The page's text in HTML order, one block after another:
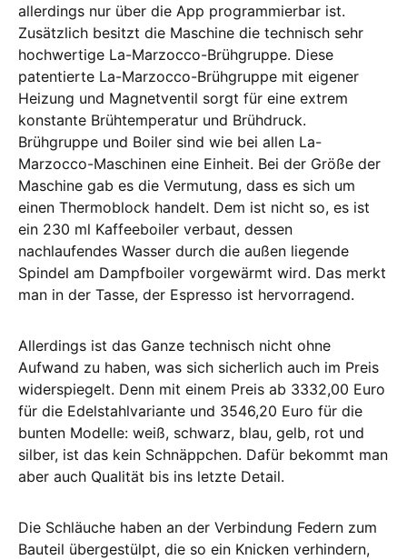
allerdings nur über die App programmierbar ist.
Zusätzlich besitzt die Maschine die technisch sehr
hochwertige La-Marzocco-Brühgruppe. Diese
patentierte La-Marzocco-Brühgruppe mit eigener
Heizung und Magnetventil sorgt für eine extrem
konstante Brühtemperatur und Brühdruck.
Brühgruppe und Boiler sind wie bei allen La-
Marzocco-Maschinen eine Einheit. Bei der Größe der
Maschine gab es die Vermutung, dass es sich um
einen Thermoblock handelt. Dem ist nicht so, es ist
ein 230 ml Kaffeeboiler verbaut, dessen
nachlaufendes Wasser durch die außen liegende
Spindel am Dampfboiler vorgewärmt wird. Das merkt
man in der Tasse, der Espresso ist hervorragend.
Allerdings ist das Ganze technisch nicht ohne
Aufwand zu haben, was sich sicherlich auch im Preis
widerspiegelt. Denn mit einem Preis ab 3332,00 Euro
für die Edelstahlvariante und 3546,20 Euro für die
bunten Modelle: weiß, schwarz, blau, gelb, rot und
silber, ist das kein Schnäppchen. Dafür bekommt man
aber auch Qualität bis ins letzte Detail.
Die Schläuche haben an der Verbindung Federn zum
Bauteil übergestülpt, die so ein Knicken verhindern,